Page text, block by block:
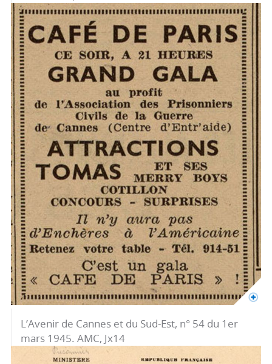
L’Avenir de Cannes et du Sud-Est, n° 54 du 1er
mars 1945. AMC, Jx14